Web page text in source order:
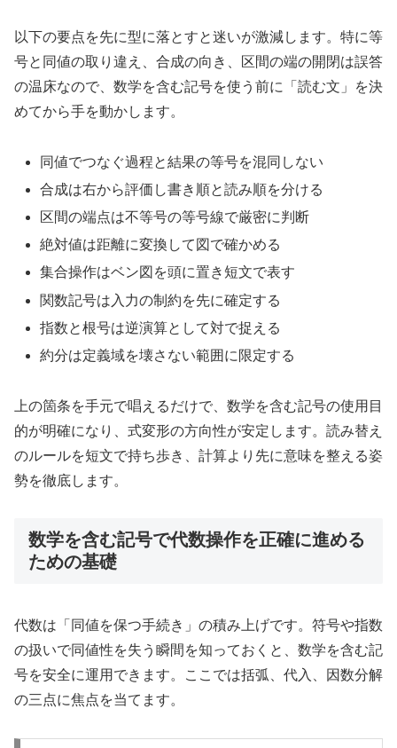
以下の要点を先に型に落とすと迷いが激減します。特に等
号と同値の取り違え、合成の向き、区間の端の開閉は誤答
の温床なので、数学を含む記号を使う前に「読む文」を決
めてから手を動かします。
同値でつなぐ過程と結果の等号を混同しない
合成は右から評価し書き順と読み順を分ける
区間の端点は不等号の等号線で厳密に判断
絶対値は距離に変換して図で確かめる
集合操作はベン図を頭に置き短文で表す
関数記号は入力の制約を先に確定する
指数と根号は逆演算として対で捉える
約分は定義域を壊さない範囲に限定する
上の箇条を手元で唱えるだけで、数学を含む記号の使用目
的が明確になり、式変形の方向性が安定します。読み替え
のルールを短文で持ち歩き、計算より先に意味を整える姿
勢を徹底します。
数学を含む記号で代数操作を正確に進める
ための基礎
代数は「同値を保つ手続き」の積み上げです。符号や指数
の扱いで同値性を失う瞬間を知っておくと、数学を含む記
号を安全に運用できます。ここでは括弧、代入、因数分解
の三点に焦点を当てます。